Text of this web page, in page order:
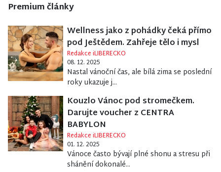
Premium články
Wellness jako z pohádky čeká přímo
pod Ještědem. Zahřeje tělo i mysl
Redakce iLIBERECKO
08. 12. 2025
Nastal vánoční čas, ale bílá zima se poslední
roky ukazuje j...
Kouzlo Vánoc pod stromečkem.
Darujte voucher z CENTRA
BABYLON
Redakce iLIBERECKO
01. 12. 2025
Vánoce často bývají plné shonu a stresu při
shánění dokonalé...